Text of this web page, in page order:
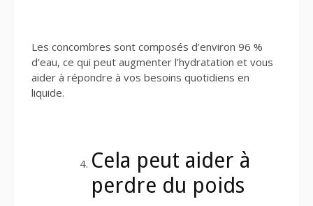
Les concombres sont composés d’environ 96 %
d’eau, ce qui peut augmenter l’hydratation et vous
aider à répondre à vos besoins quotidiens en
liquide.
Cela peut aider à
perdre du poids